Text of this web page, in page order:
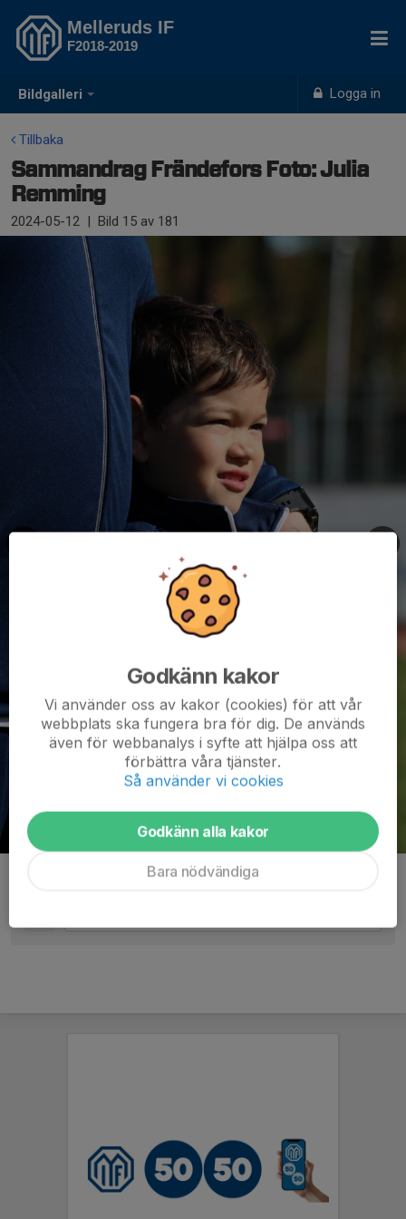
Bildgalleri Logga in
Melleruds IF
F2018-2019
Tillbaka
Sammandrag Frändefors Foto: Julia
Remming
2024-05-12 | Bild 15 av 181
Godkänn kakor
Vi använder oss av kakor (cookies) för att vår
webbplats ska fungera bra för dig. De används
även för webbanalys i syfte att hjälpa oss att
förbättra våra tjänster.
Så använder vi cookies
Godkänn alla kakor
Bara nödvändiga